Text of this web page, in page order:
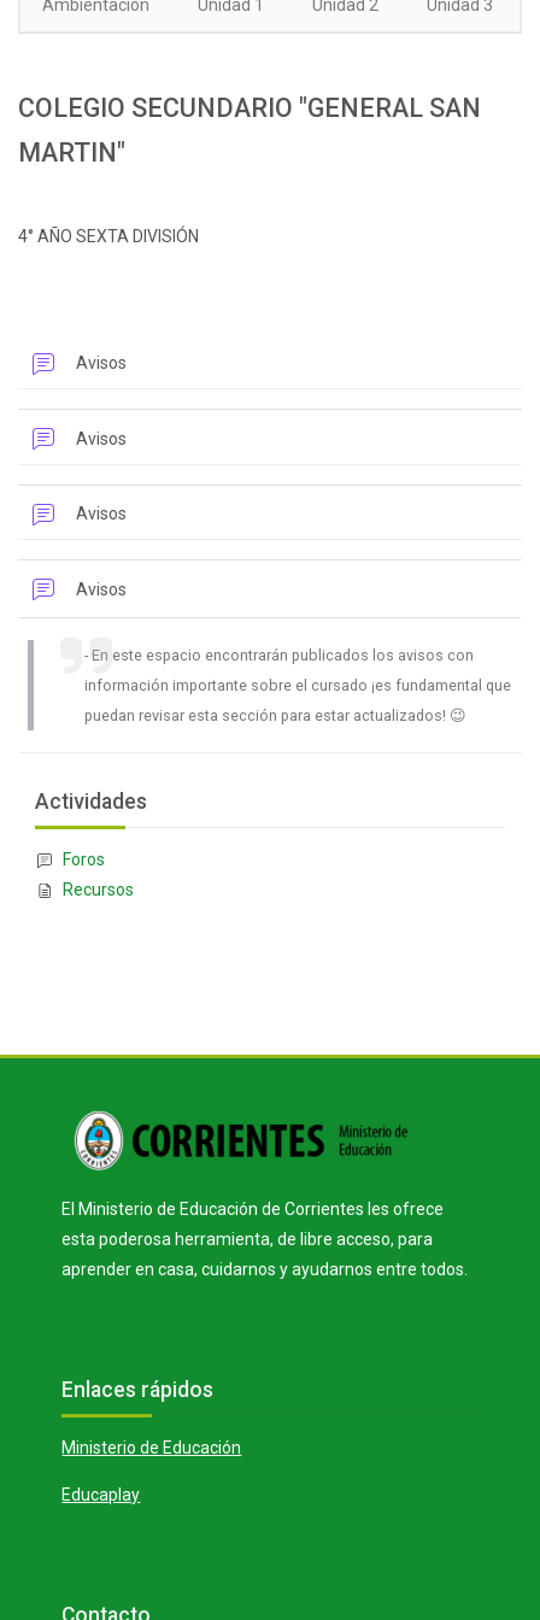
Ambientación Unidad 1 Unidad 2 Unidad 3
COLEGIO SECUNDARIO "GENERAL SAN
MARTIN"
4° AÑO SEXTA DIVISIÓN
Avisos
Avisos
Avisos
Avisos
En este espacio encontrarán publicados los avisos con
información importante sobre el cursado ¡es fundamental que
puedan revisar esta sección para estar actualizados! 😉
Bloques
Actividades
Foros
Recursos
El Ministerio de Educación de Corrientes les ofrece
esta poderosa herramienta, de libre acceso, para
aprender en casa, cuidarnos y ayudarnos entre todos.
Bloques
Enlaces rápidos
Ministerio de Educación
Educaplay
Bloques